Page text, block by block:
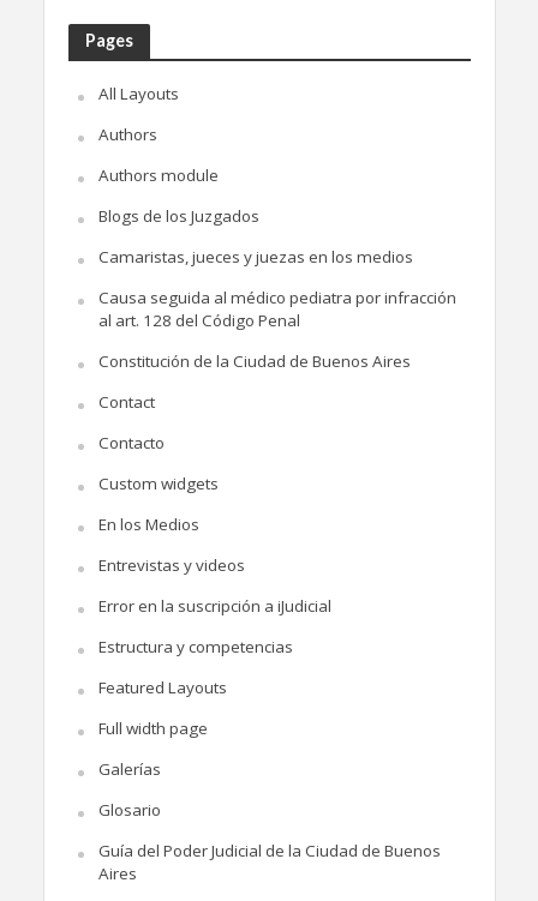
Pages
All Layouts
Authors
Authors module
Blogs de los Juzgados
Camaristas, jueces y juezas en los medios
Causa seguida al médico pediatra por infracción
al art. 128 del Código Penal
Constitución de la Ciudad de Buenos Aires
Contact
Contacto
Custom widgets
En los Medios
Entrevistas y videos
Error en la suscripción a iJudicial
Estructura y competencias
Featured Layouts
Full width page
Galerías
Glosario
Guía del Poder Judicial de la Ciudad de Buenos
Aires